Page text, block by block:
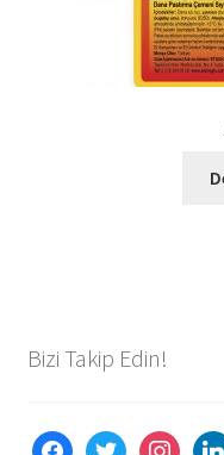
Bizi Takip Edin!
facebooktwitter instagram